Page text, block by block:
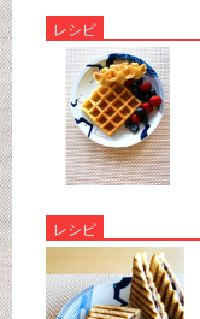
レシピ
レシピ